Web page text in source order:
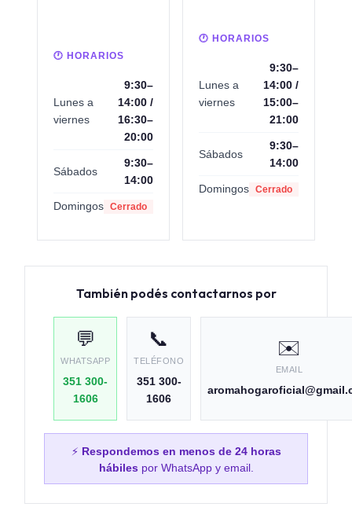
🕐 HORARIOS
Lunes a
viernes
9:30–
14:00 /
16:30–
20:00
Sábados
9:30–
14:00
Domingos Cerrado
🕐 HORARIOS
Lunes a
viernes
9:30–
14:00 /
15:00–
21:00
Sábados
9:30–
14:00
Domingos Cerrado
También podés contactarnos por
💬
WHATSAPP
351 300-
1606
📞
TELÉFONO
351 300-
1606
✉️
EMAIL
⚡ Respondemos en menos de 24 horas
hábiles por WhatsApp y email.